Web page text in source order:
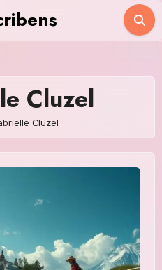
Cluzel
Cluzel